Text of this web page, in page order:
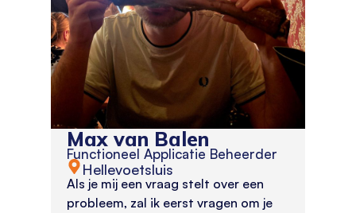
Max van Balen
Functioneel Applicatie Beheerder
Hellevoetsluis
Als je mij een vraag stelt over een
probleem, zal ik eerst vragen om je